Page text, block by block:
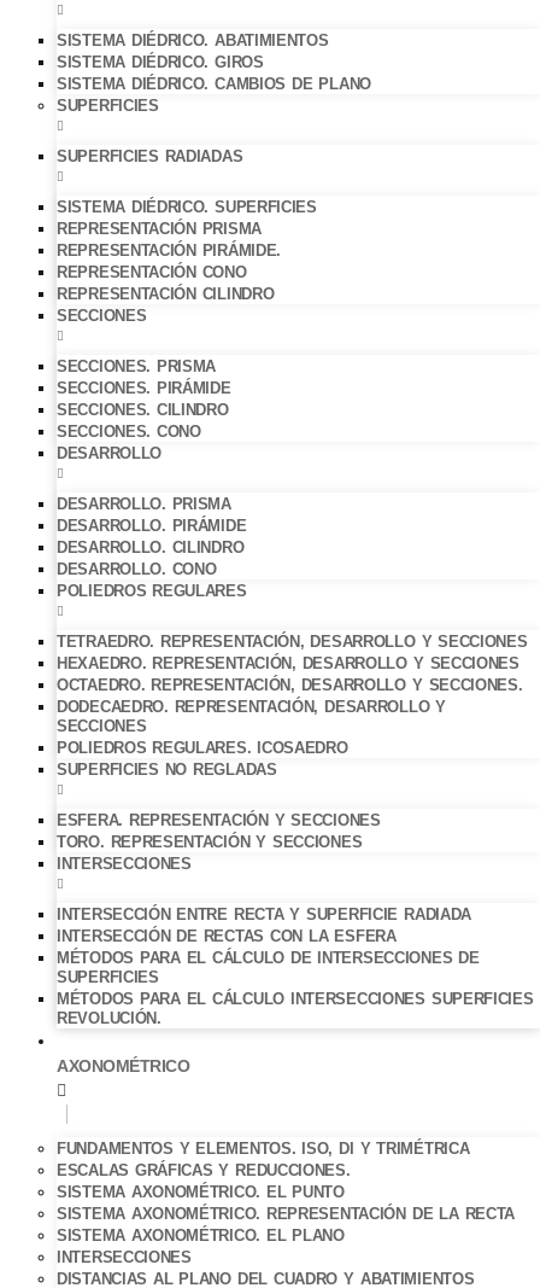
SISTEMA DIÉDRICO. ABATIMIENTOS
SISTEMA DIÉDRICO. GIROS
SISTEMA DIÉDRICO. CAMBIOS DE PLANO
SUPERFICIES
SUPERFICIES RADIADAS
SISTEMA DIÉDRICO. SUPERFICIES
REPRESENTACIÓN PRISMA
REPRESENTACIÓN PIRÁMIDE.
REPRESENTACIÓN CONO
REPRESENTACIÓN CILINDRO
SECCIONES
SECCIONES. PRISMA
SECCIONES. PIRÁMIDE
SECCIONES. CILINDRO
SECCIONES. CONO
DESARROLLO
DESARROLLO. PRISMA
DESARROLLO. PIRÁMIDE
DESARROLLO. CILINDRO
DESARROLLO. CONO
POLIEDROS REGULARES
TETRAEDRO. REPRESENTACIÓN, DESARROLLO Y SECCIONES
HEXAEDRO. REPRESENTACIÓN, DESARROLLO Y SECCIONES
OCTAEDRO. REPRESENTACIÓN, DESARROLLO Y SECCIONES.
DODECAEDRO. REPRESENTACIÓN, DESARROLLO Y
SECCIONES
POLIEDROS REGULARES. ICOSAEDRO
SUPERFICIES NO REGLADAS
ESFERA. REPRESENTACIÓN Y SECCIONES
TORO. REPRESENTACIÓN Y SECCIONES
INTERSECCIONES
INTERSECCIÓN ENTRE RECTA Y SUPERFICIE RADIADA
INTERSECCIÓN DE RECTAS CON LA ESFERA
MÉTODOS PARA EL CÁLCULO DE INTERSECCIONES DE
SUPERFICIES
MÉTODOS PARA EL CÁLCULO INTERSECCIONES SUPERFICIES
REVOLUCIÓN.
AXONOMÉTRICO
FUNDAMENTOS Y ELEMENTOS. ISO, DI Y TRIMÉTRICA
ESCALAS GRÁFICAS Y REDUCCIONES.
SISTEMA AXONOMÉTRICO. EL PUNTO
SISTEMA AXONOMÉTRICO. REPRESENTACIÓN DE LA RECTA
SISTEMA AXONOMÉTRICO. EL PLANO
INTERSECCIONES
DISTANCIAS AL PLANO DEL CUADRO Y ABATIMIENTOS